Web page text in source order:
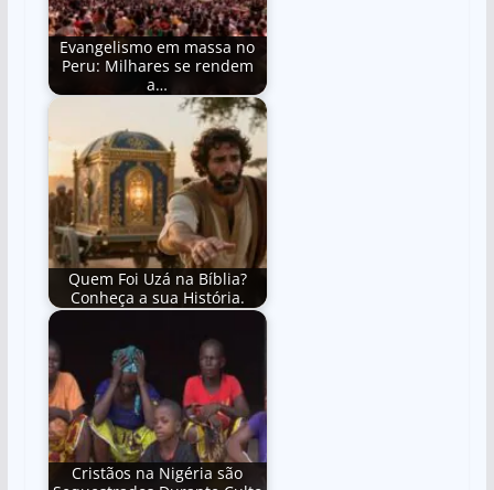
Evangelismo em massa no
Peru: Milhares se rendem
a…
Quem Foi Uzá na Bíblia?
Conheça a sua História.
Cristãos na Nigéria são